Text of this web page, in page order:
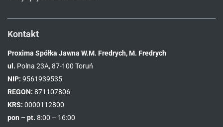
Kontakt
Proxima Spółka Jawna W.M. Fredrych, M. Fredrych
ul. Polna 23A, 87-100 Toruń
NIP: 9561939535
REGON: 871107806
KRS: 0000112800
pon – pt. 8:00 – 16:00